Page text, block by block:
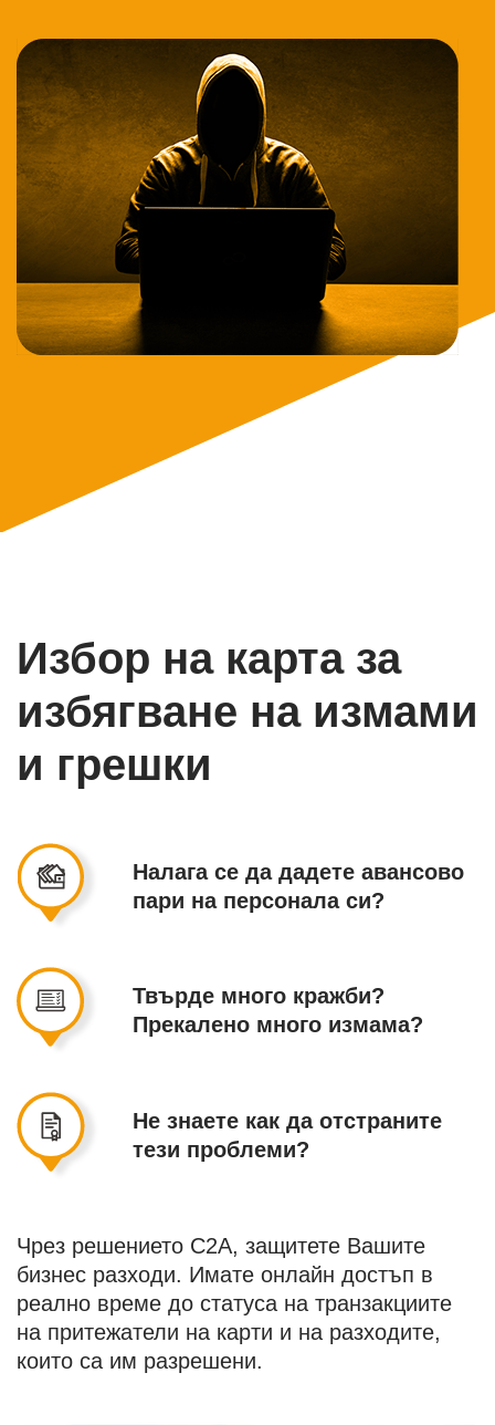
Избор на карта за
избягване на измами
и грешки
Налага се да дадете авансово
пари на персонала си?
Твърде много кражби?
Прекалено много измама?
Не знаете как да отстраните
тези проблеми?
Чрез решението C2A, защитете Вашите
бизнес разходи. Имате онлайн достъп в
реално време до статуса на транзакциите
на притежатели на карти и на разходите,
които са им разрешени.